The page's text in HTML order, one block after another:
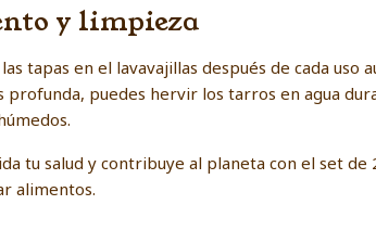
y limpieza
tapas en el lavavajillas después de cada
profunda, puedes hervir los tarros en agua
tu salud y contribuye al planeta con el set
alimentos.